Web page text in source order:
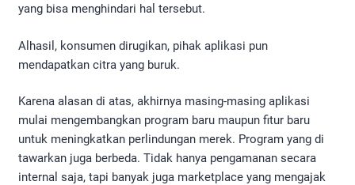
yang bisa menghindari hal tersebut.
Alhasil, konsumen dirugikan, pihak aplikasi pun
mendapatkan citra yang buruk.
Karena alasan di atas, akhirnya masing-masing aplikasi
mulai mengembangkan program baru maupun fitur baru
untuk meningkatkan perlindungan merek. Program yang di
tawarkan juga berbeda. Tidak hanya pengamanan secara
internal saja, tapi banyak juga marketplace yang mengajak